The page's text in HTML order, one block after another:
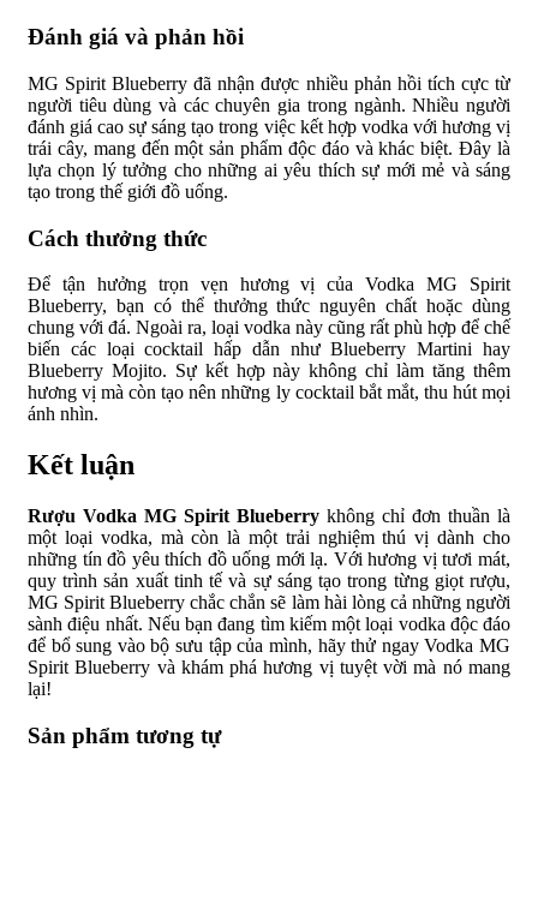
Đánh giá và phản hồi
MG Spirit Blueberry đã nhận được nhiều phản hồi tích cực từ
người tiêu dùng và các chuyên gia trong ngành. Nhiều người
đánh giá cao sự sáng tạo trong việc kết hợp vodka với hương vị
trái cây, mang đến một sản phẩm độc đáo và khác biệt. Đây là
lựa chọn lý tưởng cho những ai yêu thích sự mới mẻ và sáng
tạo trong thế giới đồ uống.
Cách thưởng thức
Để tận hưởng trọn vẹn hương vị của Vodka MG Spirit
Blueberry, bạn có thể thưởng thức nguyên chất hoặc dùng
chung với đá. Ngoài ra, loại vodka này cũng rất phù hợp để chế
biến các loại cocktail hấp dẫn như Blueberry Martini hay
Blueberry Mojito. Sự kết hợp này không chỉ làm tăng thêm
hương vị mà còn tạo nên những ly cocktail bắt mắt, thu hút mọi
ánh nhìn.
Kết luận
Rượu Vodka MG Spirit Blueberry không chỉ đơn thuần là
một loại vodka, mà còn là một trải nghiệm thú vị dành cho
những tín đồ yêu thích đồ uống mới lạ. Với hương vị tươi mát,
quy trình sản xuất tinh tế và sự sáng tạo trong từng giọt rượu,
MG Spirit Blueberry chắc chắn sẽ làm hài lòng cả những người
sành điệu nhất. Nếu bạn đang tìm kiếm một loại vodka độc đáo
để bổ sung vào bộ sưu tập của mình, hãy thử ngay Vodka MG
Spirit Blueberry và khám phá hương vị tuyệt vời mà nó mang
lại!
Sản phẩm tương tự